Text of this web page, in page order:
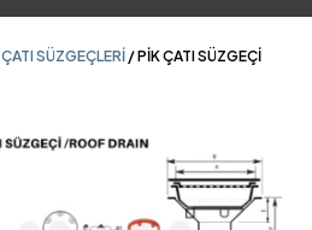
ÇATI SÜZGEÇLERI / PİK ÇATI SÜZGEÇİ